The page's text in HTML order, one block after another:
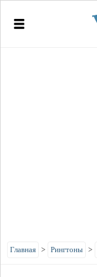
Главная > Рингтоны >